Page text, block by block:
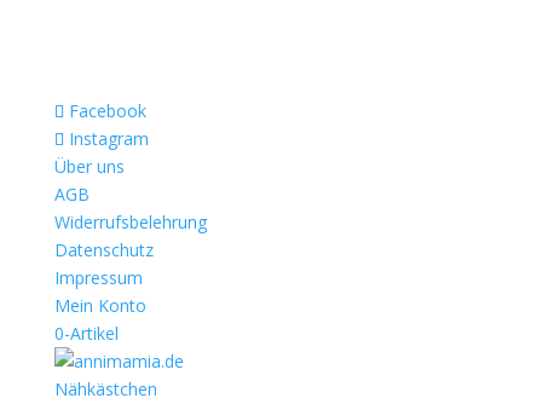
Facebook
Instagram
Über uns
AGB
Widerrufsbelehrung
Datenschutz
Impressum
Mein Konto
0-Artikel
Nähkästchen